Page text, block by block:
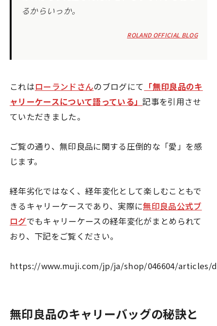
るからいっか。
ROLAND OFFICIAL BLOG
これはローランドさんのブログにて 「無印良品のキ
ャリーケースについて語っている」記事を引用させ
ていただきました。
ご覧の通り、無印良品に関する圧倒的な「愛」を感
じます。
経年劣化ではなく、経年変化として楽しむこともで
きるキャリーケースであり、実際に無印良品公式ブ
ログでもキャリーケースの経年変化がまとめられて
おり、下記をご覧ください。
https://www.muji.com/jp/ja/shop/046604/articles/
無印良品のキャリーバッグの秘訣と